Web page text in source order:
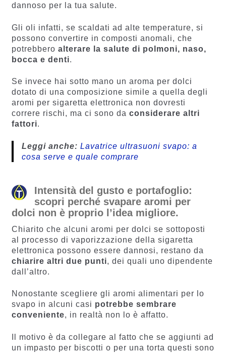
dannoso per la tua salute.
Gli oli infatti, se scaldati ad alte temperature, si
possono convertire in composti anomali, che
potrebbero alterare la salute di polmoni, naso,
bocca e denti.
Se invece hai sotto mano un aroma per dolci
dotato di una composizione simile a quella degli
aromi per sigaretta elettronica non dovresti
correre rischi, ma ci sono da considerare altri
fattori.
Leggi anche: Lavatrice ultrasuoni svapo: a
cosa serve e quale comprare
Intensità del gusto e portafoglio:
scopri perché svapare aromi per
dolci non è proprio l’idea migliore.
Chiarito che alcuni aromi per dolci se sottoposti
al processo di vaporizzazione della sigaretta
elettronica possono essere dannosi, restano da
chiarire altri due punti, dei quali uno dipendente
dall’altro.
Nonostante scegliere gli aromi alimentari per lo
svapo in alcuni casi potrebbe sembrare
conveniente, in realtà non lo è affatto.
Il motivo è da collegare al fatto che se aggiunti ad
un impasto per biscotti o per una torta questi sono